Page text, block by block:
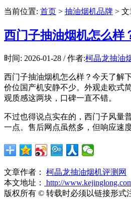
当前位置: 首页 > 抽油烟机品牌 >
西门子抽油烟机怎么样
时间: 2026-01-28 / 作者:柯晶龙抽油
西门子抽油烟机怎么样？今天了解
价位国产机安静不少。外观走欧式
观质感这两块，口碑一直不错。
不过也得说点实在的，西门子风量
一点。售后网点虽然多，但响应速
文章作者： 柯晶龙抽油烟机评测网
本文地址：
http://
版权所有 © 转载时必须以链接形式